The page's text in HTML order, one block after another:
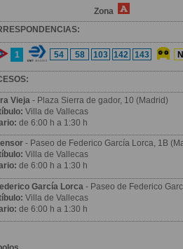
Zona
1 54 58 103 142 143
Vieja - Plaza Sierra de gador, 10 (Madrid)
Villa de Vallecas
de 6:00 h a 1:30 h
- Paseo de Federico García Lorca, 1B
Villa de Vallecas
de 6:00 h a 1:30 h
García Lorca - Paseo de Federico
Villa de Vallecas
de 6:00 h a 1:30 h